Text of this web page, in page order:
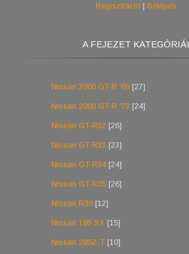
Regisztráció | Belépés
A FEJEZET KATEGÓRIÁI
Nissan 2000 GT-R '69 [27]
Nissan 2000 GT-R '73 [24]
Nissan GT-R32 [26]
Nissan GT-R33 [23]
Nissan GT-R34 [24]
Nissan GT-R35 [26]
Nissan R30 [12]
Nissan 180 SX [15]
Nissan 280Z-T [10]